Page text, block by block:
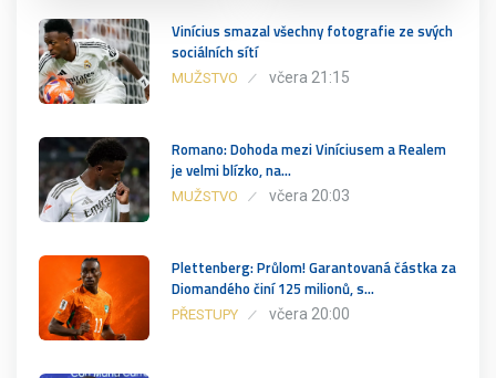
Vinícius smazal všechny fotografie ze svých
sociálních sítí
MUŽSTVO včera 21:15
Romano: Dohoda mezi Viníciusem a Realem
je velmi blízko, na…
MUŽSTVO včera 20:03
Plettenberg: Průlom! Garantovaná částka za
Diomandého činí 125 milionů, s…
PŘESTUPY včera 20:00